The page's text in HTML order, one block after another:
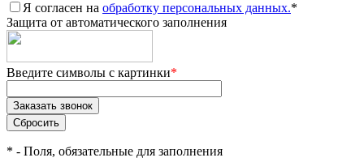
Я согласен на обработку персональных данных.*
Защита от автоматического заполнения
Введите символы с картинки*
* - Поля, обязательные для заполнения